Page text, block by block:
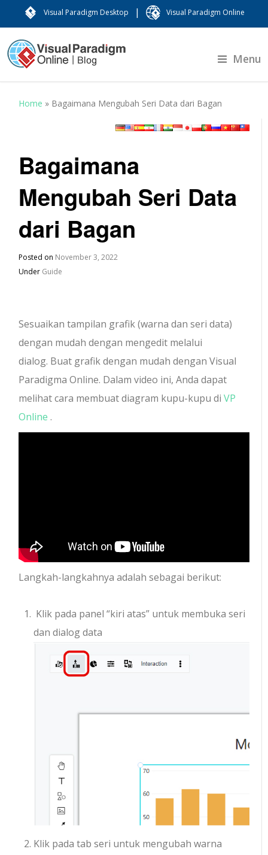
Visual Paradigm Desktop | Visual Paradigm Online
Menu
Home » Bagaimana Mengubah Seri Data dari Bagan
Bagaimana
Mengubah Seri Data
dari Bagan
Posted on November 3, 2022
Under Guide
Sesuaikan tampilan grafik (warna dan seri data)
dengan mudah dengan mengedit melalui
dialog. Buat grafik dengan mudah dengan Visual
Paradigma Online. Dalam video ini, Anda dapat
melihat cara membuat diagram kupu-kupu diVP
Online .
Langkah-langkahnya adalah sebagai berikut:
Klik pada panel “kiri atas” untuk membuka seri
dan dialog data
Klik pada tab seri untuk mengubah warna